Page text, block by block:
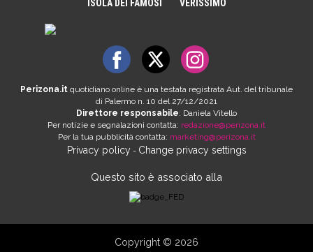
ISOLA DEI FAMOSI VERISSIMO
Perizona.it quotidiano online è una testata registrata Aut. del tribunale
di Palermo n. 10 del 27/12/2021
Direttore responsabile: Daniela Vitello
Per notizie e segnalazioni contatta: redazione@perizona.it
Per la tua pubblicità contatta: marketing@perizona.it
Privacy policy- Change privacy settings
Questo sito è associato alla
Copyright © 2026